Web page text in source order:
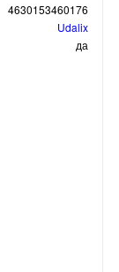
4630153460176
Udalix
да